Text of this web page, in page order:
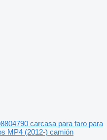
carcasa para faro para
MP4 (2012-) camión